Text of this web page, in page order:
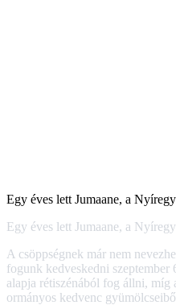
Egy éves lett Jumaane, a
Egy éves lett Jumaane, a
A csöppségnek már nem
fogunk kedveskedni szeptember
alapja rétiszénából fog állni, míg
ormányos kedvenc